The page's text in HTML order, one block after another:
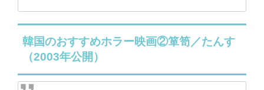
韓国のおすすめホラー映画②箪笥／たんす
（2003年公開）